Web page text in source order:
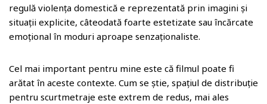
regulă violența domestică e reprezentată prin imagini și
situații explicite, câteodată foarte estetizate sau încărcate
emoțional în moduri aproape senzaționaliste.
Cel mai important pentru mine este că filmul poate fi
arătat în aceste contexte. Cum se știe, spațiul de distribuție
pentru scurtmetraje este extrem de redus, mai ales